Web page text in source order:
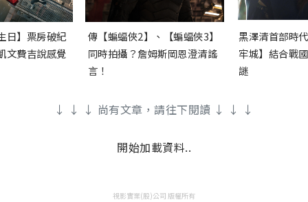
日】票房破紀
文費吉說感覺
傳【蝙蝠俠2】、【蝙蝠俠3】
同時拍攝？詹姆斯岡恩澄清謠
言！
黑澤清首部時
牢城】結合戰
謎
↓ ↓ ↓ 尚有文章，請往下閱讀 ↓ ↓ ↓
開始加載資料..
視影實業(股)公司 版權所有